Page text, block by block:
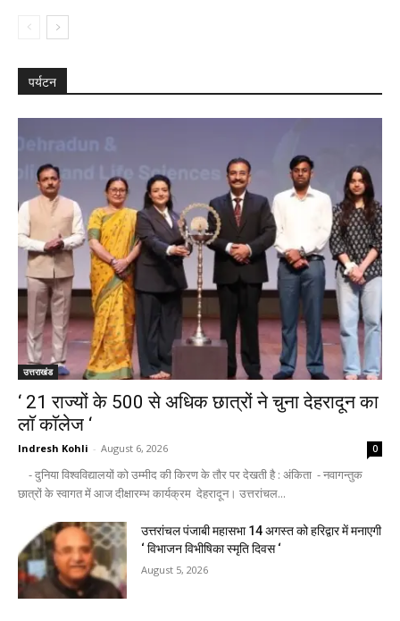
पर्यटन
उत्तराखंड
‘ 21 राज्यों के 500 से अधिक छात्रों ने चुना देहरादून का
लाॅ काॅलेज ‘
Indresh Kohli - August 6, 2026 0
- दुनिया विश्वविद्यालयों को उम्मीद की किरण के तौर पर देखती है : अंकिता - नवागन्तुक
छात्रों के स्वागत में आज दीक्षारम्भ कार्यक्रम देहरादून। उत्तरांचल...
उत्तरांचल पंजाबी महासभा 14 अगस्त को हरिद्वार में मनाएगी
‘ विभाजन विभीषिका स्मृति दिवस ‘
August 5, 2026